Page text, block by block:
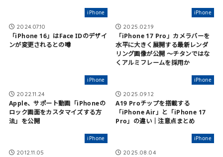
iPhone
2024.07.10
「iPhone 16」はFace IDのデザイ
ンが変更されるとの噂
iPhone
2025.02.19
「iPhone 17 Pro」カメラバーを
水平に大きく展開する最新レンダ
リング画像が公開 〜チタンではな
くアルミフレームを採用か
iPhone
2022.11.24
Apple、サポート動画「iPhoneの
ロック画面をカスタマイズする方
法」を公開
iPhone
2025.09.12
A19 Proチップを搭載する
「iPhone Air」と「iPhone 17
Pro」の違い｜注意点まとめ
iPhone
2012.11.05
iPhone
2025.08.04